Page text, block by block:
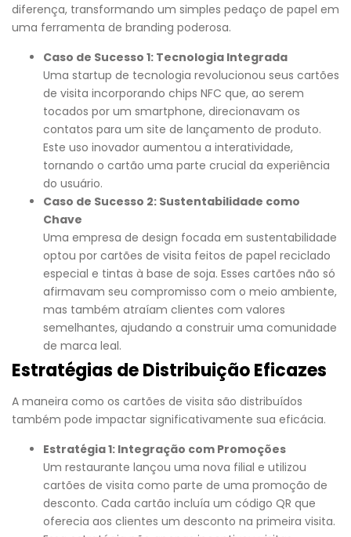
diferença, transformando um simples pedaço de papel em
uma ferramenta de branding poderosa.
Caso de Sucesso 1: Tecnologia Integrada
Uma startup de tecnologia revolucionou seus cartões
de visita incorporando chips NFC que, ao serem
tocados por um smartphone, direcionavam os
contatos para um site de lançamento de produto.
Este uso inovador aumentou a interatividade,
tornando o cartão uma parte crucial da experiência
do usuário.
Caso de Sucesso 2: Sustentabilidade como
Chave
Uma empresa de design focada em sustentabilidade
optou por cartões de visita feitos de papel reciclado
especial e tintas à base de soja. Esses cartões não só
afirmavam seu compromisso com o meio ambiente,
mas também atraíam clientes com valores
semelhantes, ajudando a construir uma comunidade
de marca leal.
Estratégias de Distribuição Eficazes
A maneira como os cartões de visita são distribuídos
também pode impactar significativamente sua eficácia.
Estratégia 1: Integração com Promoções
Um restaurante lançou uma nova filial e utilizou
cartões de visita como parte de uma promoção de
desconto. Cada cartão incluía um código QR que
oferecia aos clientes um desconto na primeira visita.